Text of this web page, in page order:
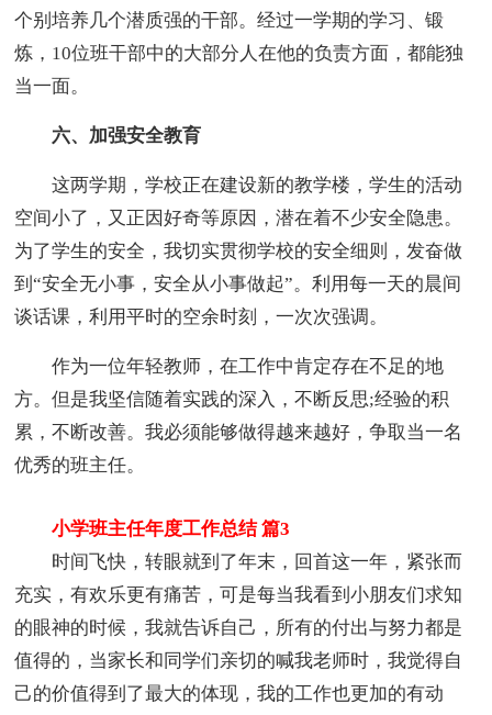
个别培养几个潜质强的干部。经过一学期的学习、锻
炼，10位班干部中的大部分人在他的负责方面，都能独
当一面。
六、加强安全教育
这两学期，学校正在建设新的教学楼，学生的活动
空间小了，又正因好奇等原因，潜在着不少安全隐患。
为了学生的安全，我切实贯彻学校的安全细则，发奋做
到“安全无小事，安全从小事做起”。利用每一天的晨间
谈话课，利用平时的空余时刻，一次次强调。
作为一位年轻教师，在工作中肯定存在不足的地
方。但是我坚信随着实践的深入，不断反思;经验的积
累，不断改善。我必须能够做得越来越好，争取当一名
优秀的班主任。
小学班主任年度工作总结 篇3
时间飞快，转眼就到了年末，回首这一年，紧张而
充实，有欢乐更有痛苦，可是每当我看到小朋友们求知
的眼神的时候，我就告诉自己，所有的付出与努力都是
值得的，当家长和同学们亲切的喊我老师时，我觉得自
己的价值得到了最大的体现，我的工作也更加的有动